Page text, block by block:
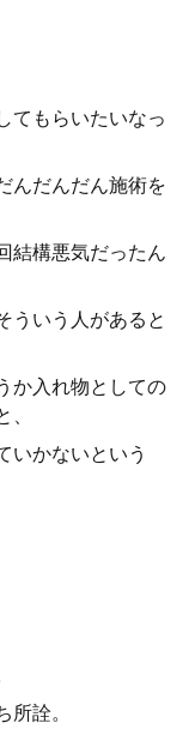
てもらいたいなっ
んだんだん施術を
結構悪気だったん
ういう人があると
か入れ物としての
いかないという
詮。